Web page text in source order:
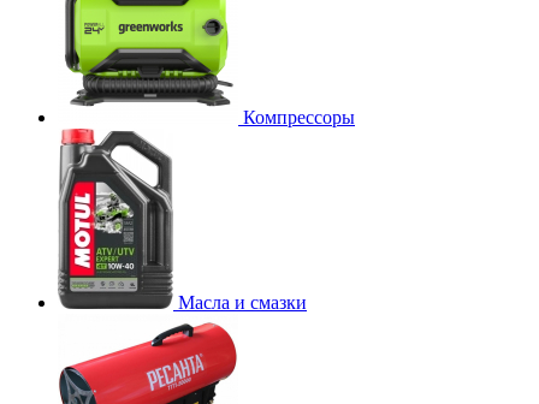
Компрессоры
Масла и смазки